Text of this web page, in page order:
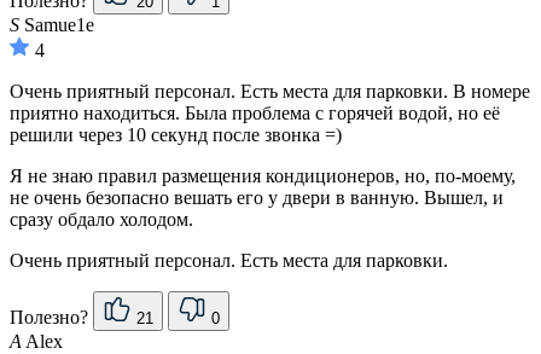
S Samue1e
4
Очень приятный персонал. Есть места для парковки. В номере
приятно находиться. Была проблема с горячей водой, но её
решили через 10 секунд после звонка =)
Я не знаю правил размещения кондиционеров, но, по-моему,
не очень безопасно вешать его у двери в ванную. Вышел, и
сразу обдало холодом.
Очень приятный персонал. Есть места для парковки.
Полезно? 21 0
A Alex